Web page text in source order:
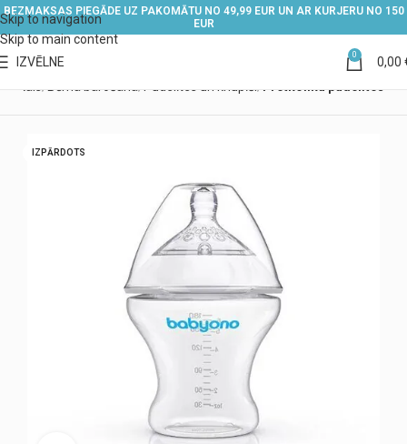
Skip to navigation
Skip to main content
BEZMAKSAS PIEGĀDE UZ PAKOMĀTU NO 49,99 EUR UN AR KURJERU NO 150
EUR
IZVĒLNE 0 0,00
IZPĀRDOTS